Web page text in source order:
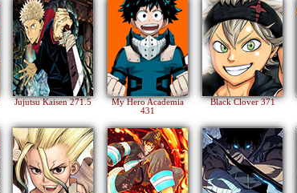
Jujutsu Kaisen 271.5
My Hero Academia
431
Black Clover 371